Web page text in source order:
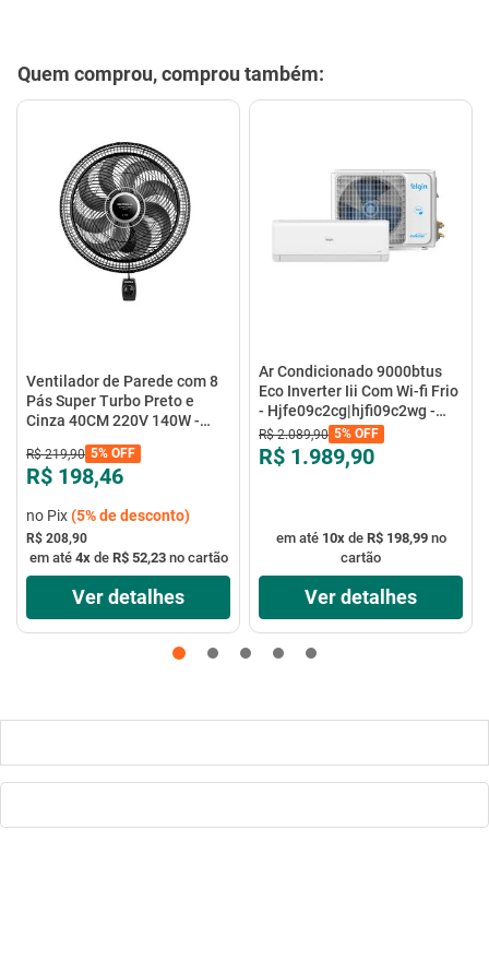
Ventilador de Parede com 8
Pás Super Turbo Preto e
VTX-40P-8P - Mondial
R$ 219 90 5%OFF
R$ 198,46
no Pix (5%
R$ 208,90
em até4xdeR$ 52,23no cartão
Ver detalhes
Ar Condicionado 9000btus
Eco Inverter Iii Com Wi-fi Frio
- Hjfe09c2cg|hjfi09c2wg -
Elgin
R$ 2 089,90 5%OFF
R$ 1.989,90
xdeR$ 198,99
cartão
Ver detalhes